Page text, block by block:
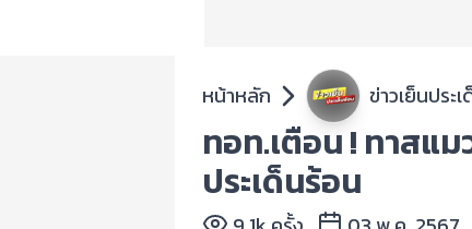
หน้าหลัก ข่าวเย็นประ
ทอท.เตือน ! ทาสแ
ประเด็นร้อน